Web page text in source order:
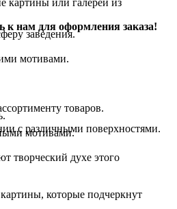
заведения.
мотивами.
товаров.
мотивами.
творческий духе этого
картины, которые подчеркнут
с различными поверхностями.
картины или галереи из
к нам для оформления заказа!